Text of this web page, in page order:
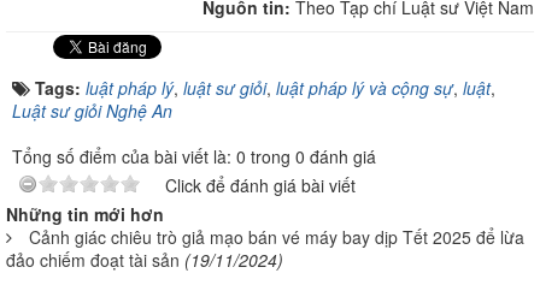
Nguồn tin: Theo Tạp chí Luật sư Việt Nam
Tags: luật pháp lý, luật sư giỏi, luật pháp lý và cộng sự, luật,
Luật sư giỏi Nghệ An
Tổng số điểm của bài viết là: 0 trong 0 đánh giá
Click để đánh giá bài viết
Những tin mới hơn
Cảnh giác chiêu trò giả mạo bán vé máy bay dịp Tết 2025 để lừa
đảo chiếm đoạt tài sản (19/11/2024)